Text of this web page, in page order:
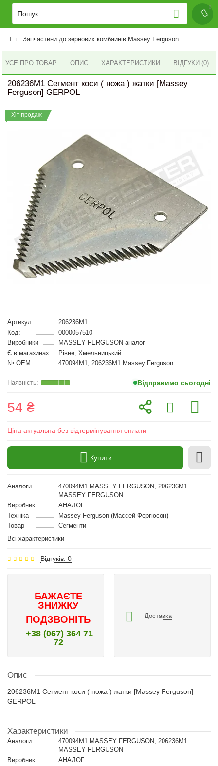
Запчастини до зернових комбайнів Massey Ferguson
УСЕ ПРО ТОВАР ОПИС ХАРАКТЕРИСТИКИ ВІДГУКИ (0)
206236M1 Сегмент коси ( ножа ) жатки [Massey
Ferguson] GERPOL
Хіт продаж
Артикул:
206236M1
Код:
0000057510
Виробники
MASSEY FERGUSON-аналог
Є в магазинах:
Рівне, Хмельницький
№ OEM:
470094M1, 206236M1 Massey Ferguson
Відправимо сьогодні
54 ₴
Ціна актуальна без відтермінування оплати
Купити
Аналоги
470094M1 MASSEY FERGUSON, 206236M1
MASSEY FERGUSON
Виробник
АНАЛОГ
Техніка
Massey Ferguson (Массей Фергюсон)
Товар
Сегменти
Всі характеристики
Відгуків: 0
БАЖАЄТЕ
ЗНИЖКУ
ПОДЗВОНІТЬ
+38 (067) 364 71
72
Доставка
Опис
206236M1 Сегмент коси ( ножа ) жатки [Massey Ferguson]
GERPOL
Характеристики
Аналоги
470094M1 MASSEY FERGUSON, 206236M1
MASSEY FERGUSON
Виробник
АНАЛОГ